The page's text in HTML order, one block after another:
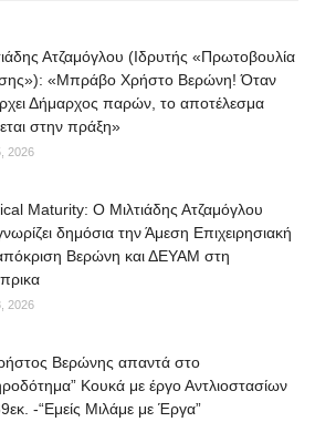
Ατζαμόγλου (Ιδρυτής «Πρωτοβουλία
«Μπράβο Χρήστο Βερώνη! Όταν
Δήμαρχος παρών, το αποτέλεσμα
στην πράξη»
2026
Maturity: Ο Μιλτιάδης Ατζαμόγλου
δημόσια την Άμεση Επιχειρησιακή
Βερώνη και ΔΕΥΑΜ στη
2026
Βερώνης απαντά στο
Κουκά με έργο Αντλιοστασίων
-“Εμείς Μιλάμε με Έργα”